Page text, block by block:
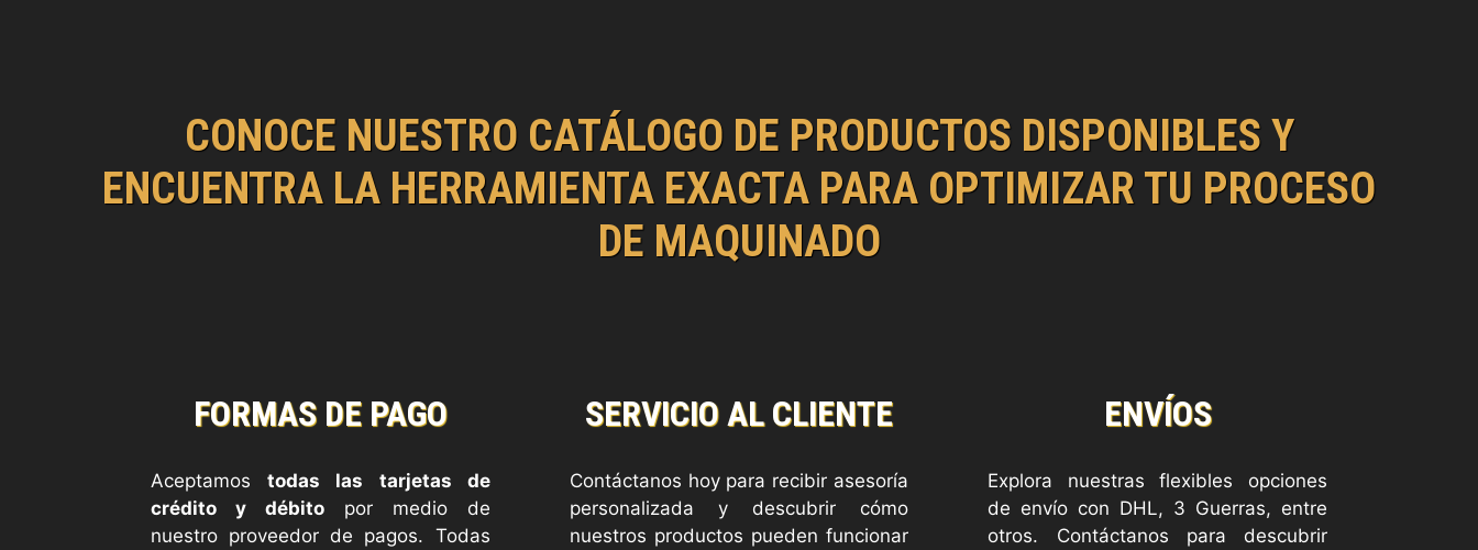
CONOCE NUESTRO CATÁLOGO DE PRODUCTOS DISPONIBLES Y
ENCUENTRA LA HERRAMIENTA EXACTA PARA OPTIMIZAR TU PROCESO
DE MAQUINADO
FORMAS DE PAGO
Aceptamostodas las tarjetas de
crédito y débitopor medio de
nuestro proveedor de pagos. Todas
SERVICIO AL CLIENTE
Contáctanos hoy para recibir asesoría
personalizada y descubrir cómo
nuestros productos pueden funcionar
ENVÍOS
Explora nuestras flexibles opciones
de envío con DHL, 3 Guerras, entre
otros. Contáctanos para descubrir